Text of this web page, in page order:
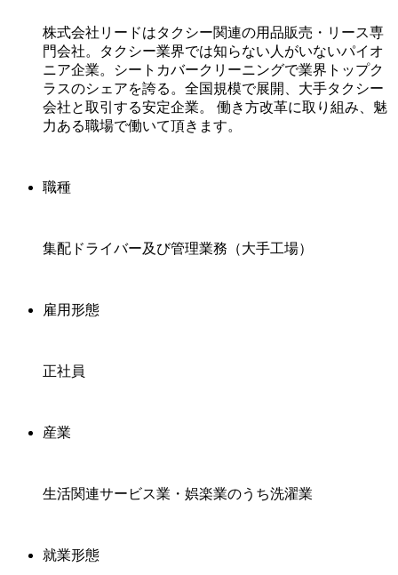
株式会社リードはタクシー関連の用品販売・リース専
門会社。タクシー業界では知らない人がいないパイオ
ニア企業。シートカバークリーニングで業界トップク
ラスのシェアを誇る。全国規模で展開、大手タクシー
会社と取引する安定企業。 働き方改革に取り組み、魅
力ある職場で働いて頂きます。
職種
集配ドライバー及び管理業務（大手工場）
雇用形態
正社員
産業
生活関連サービス業・娯楽業のうち洗濯業
就業形態